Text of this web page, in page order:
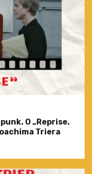
O „Reprise.
Triera